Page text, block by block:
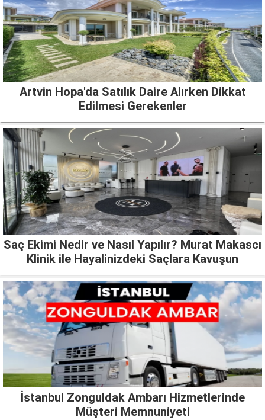
Artvin Hopa'da Satılık Daire Alırken Dikkat
Edilmesi Gerekenler
Saç Ekimi Nedir ve Nasıl Yapılır? Murat Makascı
Klinik ile Hayalinizdeki Saçlara Kavuşun
İstanbul Zonguldak Ambarı Hizmetlerinde
Müşteri Memnuniyeti